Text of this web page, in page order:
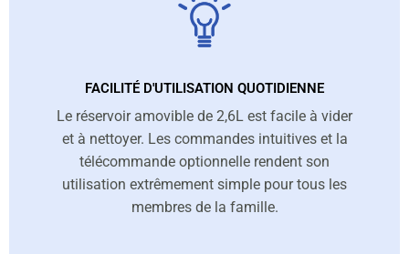
FACILITÉ D'UTILISATION QUOTIDIENNE
Le réservoir amovible de 2,6L est facile à vider
et à nettoyer. Les commandes intuitives et la
télécommande optionnelle rendent son
utilisation extrêmement simple pour tous les
membres de la famille.